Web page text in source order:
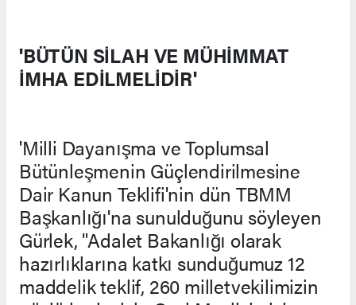
'BÜTÜN SİLAH VE MÜHİMMAT
İMHA EDİLMELİDİR'
'Milli Dayanışma ve Toplumsal
Bütünleşmenin Güçlendirilmesine
Dair Kanun Teklifi'nin dün TBMM
Başkanlığı'na sunulduğunu söyleyen
Gürlek, "Adalet Bakanlığı olarak
hazırlıklarına katkı sunduğumuz 12
maddelik teklif, 260 milletvekilimizin